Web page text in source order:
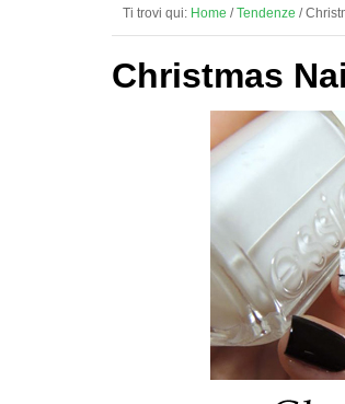
Ti trovi qui: Home / Tendenze /
Christmas